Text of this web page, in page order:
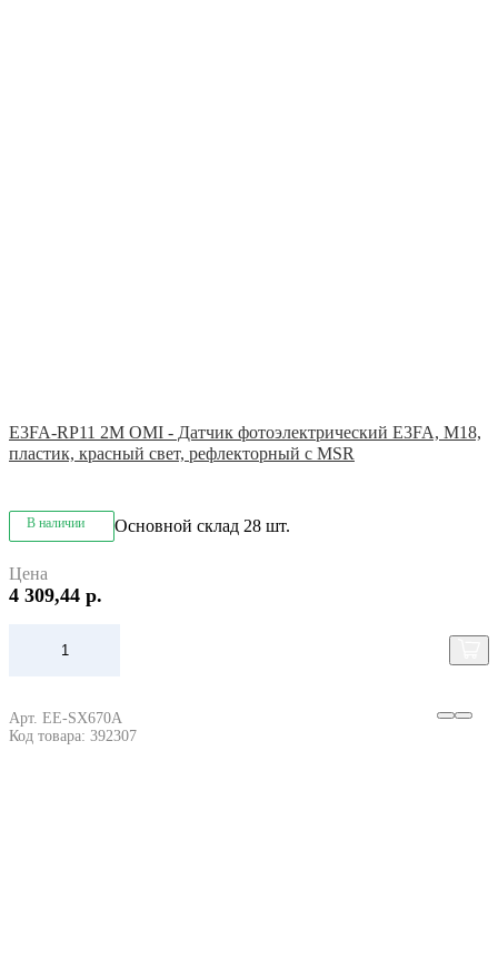
E3FA-RP11 2M OMI - Датчик фотоэлектрический E3FA, M18,
пластик, красный свет, рефлекторный с MSR
В наличии Основной склад 28 шт.
Цена
4 309,44 р.
Арт. EE-SX670A
Код товара: 392307